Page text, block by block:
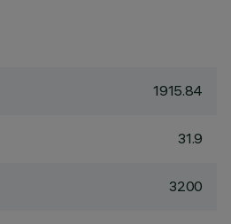
1915.84
31.9
3200